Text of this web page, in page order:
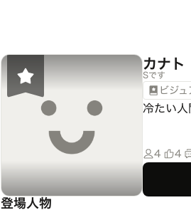
カナト
Sです
ビジ
冷たい
4 4
登場人物